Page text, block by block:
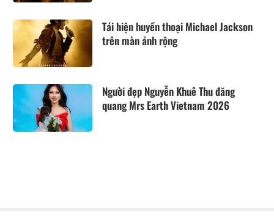
Tái hiện huyền thoại Michael Jackson
trên màn ảnh rộng
Người đẹp Nguyễn Khuê Thu đăng
quang Mrs Earth Vietnam 2026